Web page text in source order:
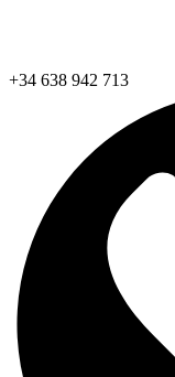
+34 638 942 713